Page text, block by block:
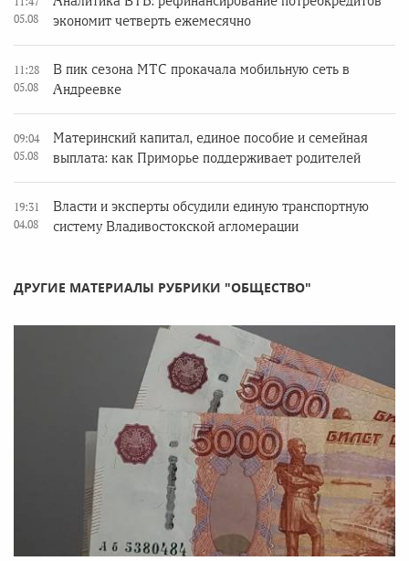
05.08
экономит четверть ежемесячно
11:28
05.08
В пик сезона МТС прокачала мобильную сеть в
Андреевке
09:04
05.08
Материнский капитал, единое пособие и семейная
выплата: как Приморье поддерживает родителей
19:31
04.08
Власти и эксперты обсудили единую транспортную
систему Владивостокской агломерации
ДРУГИЕ МАТЕРИАЛЫ РУБРИКИ "ОБЩЕСТВО"